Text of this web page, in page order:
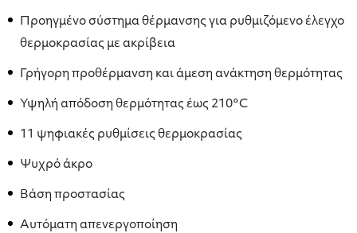
Προηγμένο σύστημα θέρμανσης για ρυθμιζόμενο έλεγχο
θερμοκρασίας με ακρίβεια
Γρήγορη προθέρμανση και άμεση ανάκτηση θερμότητας
Υψηλή απόδοση θερμότητας έως 210°C
11 ψηφιακές ρυθμίσεις θερμοκρασίας
Ψυχρό άκρο
Βάση προστασίας
Αυτόματη απενεργοποίηση